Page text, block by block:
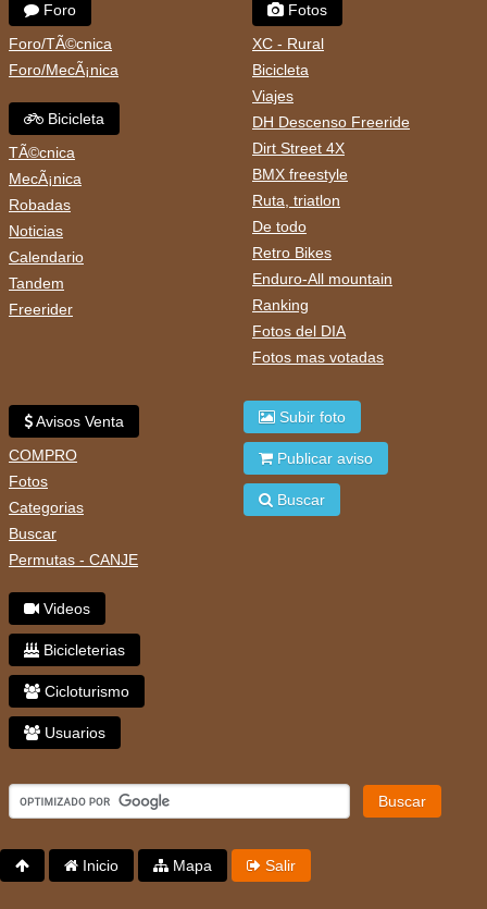
Foro
Foro/TÃ©cnica
Foro/MecÃ¡nica
Bicicleta
TÃ©cnica
MecÃ¡nica
Robadas
Noticias
Calendario
Tandem
Freerider
Fotos
XC - Rural
Bicicleta
Viajes
DH Descenso Freeride
Dirt Street 4X
BMX freestyle
Ruta, triatlon
De todo
Retro Bikes
Enduro-All mountain
Ranking
Fotos del DIA
Fotos mas votadas
Avisos Venta
COMPRO
Fotos
Categorias
Buscar
Permutas - CANJE
Videos
Bicicleterias
Cicloturismo
Usuarios
Subir foto
Publicar aviso
Buscar
Buscar
Inicio Mapa Salir